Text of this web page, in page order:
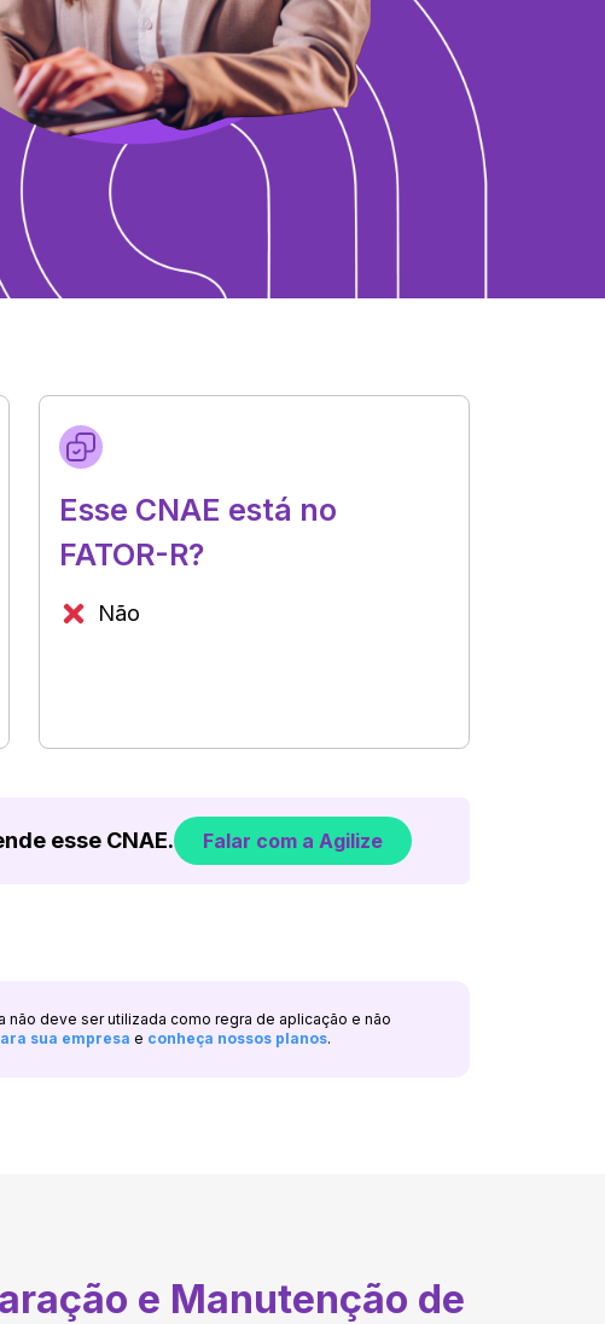
Esse CNAE está no
FATOR-R?
Não
esse CNAE. Falar com a Agilize
não deve ser utilizada como regra de aplicação e não
sua empresa e conheça nossos planos.
e Manutenção de